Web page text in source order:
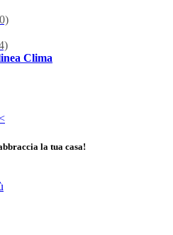
Clima
la tua casa!